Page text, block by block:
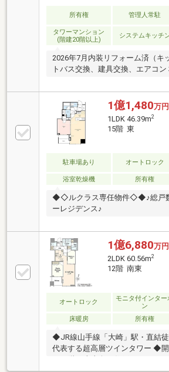
所有権 管理人常駐
タワーマンション
(階建20階以上)
システムキッチ
2026年7月内装リフォーム済（キ
トバス交換、建具交換、エアコン
1億1,480万円
1LDK 46.39m2
15階 東
駐車場あり オートロック
浴室乾燥機
所有権
◆◇ルクラス専任物件◇◆♪総戸
ーレジデンス♪
1億6,880万円
2LDK 60.56m2
12階 南東
オートロック
モニタ付インター
ン
床暖房 所有権
◆JR線山手線「大崎」駅・直結
代表する超高層ツインタワー ◆開